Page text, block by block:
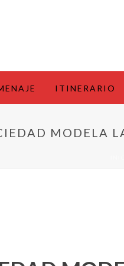
ITINERARIO
MODELA